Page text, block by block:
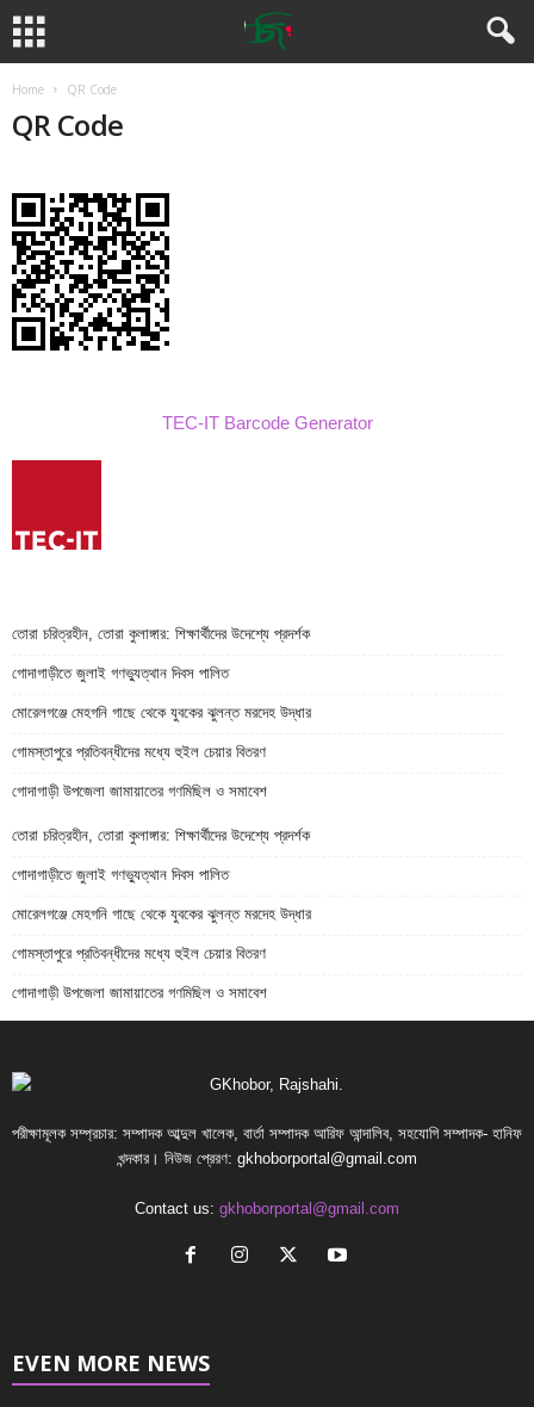
Home QR Code
QR Code
TEC-IT Barcode Generator
তোরা চরিত্রহীন, তোরা কুলাঙ্গার: শিক্ষার্থীদের উদেশ্যে প্রদর্শক
গোদাগাড়ীতে জুলাই গণভ্যুত্থান দিবস পালিত
মোরেলগঞ্জে মেহগনি গাছে থেকে যুবকের ঝুলন্ত মরদেহ উদ্ধার
গোমস্তাপুরে প্রতিবন্ধীদের মধ্যে হুইল চেয়ার বিতরণ
গোদাগাড়ী উপজেলা জামায়াতের গণমিছিল ও সমাবেশ
তোরা চরিত্রহীন, তোরা কুলাঙ্গার: শিক্ষার্থীদের উদেশ্যে প্রদর্শক
গোদাগাড়ীতে জুলাই গণভ্যুত্থান দিবস পালিত
মোরেলগঞ্জে মেহগনি গাছে থেকে যুবকের ঝুলন্ত মরদেহ উদ্ধার
গোমস্তাপুরে প্রতিবন্ধীদের মধ্যে হুইল চেয়ার বিতরণ
গোদাগাড়ী উপজেলা জামায়াতের গণমিছিল ও সমাবেশ
পরীক্ষামূলক সম্প্রচার: সম্পাদক আব্দুল খালেক, বার্তা সম্পাদক আরিফ আন্দালিব, সহযোগি সম্পাদক- হানিফ
খন্দকার। নিউজ প্রেরণ: gkhoborportal@gmail.com
Contact us: gkhoborportal@gmail.com
EVEN MORE NEWS